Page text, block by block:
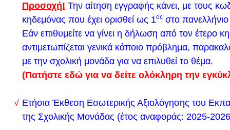
ΠΡΟΚΗΡΥΞΗ: 27ου ΑΓΩΝΑΣ ΔΡΟΜΟΥ ΣΤΟ
2024. Αφιερωμένος στη μνήμη του «ΤΑΣΟΥ
Ορισμός Εξεταστικών Κέντρων για το ειδικό
Πανελλαδικών Εξετάσεων 2024
Η ιστοσελίδα του Λυκείου λειτουργεί σε ασφαλή
Προσοχή! Την αίτηση εγγραφής κάνει, με τους
κηδεμόνας που έχει ορισθεί ως 1ος στο
Εάν επιθυμείτε να γίνει η δήλωση από τον έτερο
αντιμετωπίζεται γενικά κάποιο πρόβλημα,
με την σχολική μονάδα για να επιλυθεί το θέμα.
(Πατήστε εδώ για να δείτε ολόκληρη την
Ετήσια Έκθεση Εσωτερικής Αξιολόγησης του
της Σχολικής Μονάδας (έτος αναφοράς: 2025-